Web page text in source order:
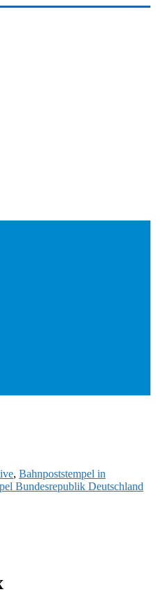
, Bahnpoststempel in
Bundesrepublik Deutschland